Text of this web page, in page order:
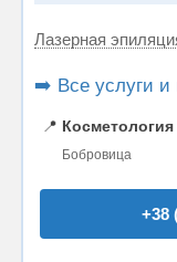
Лазерная
➡️ Все услуги и
📍 Косметология
Бобровица
+38